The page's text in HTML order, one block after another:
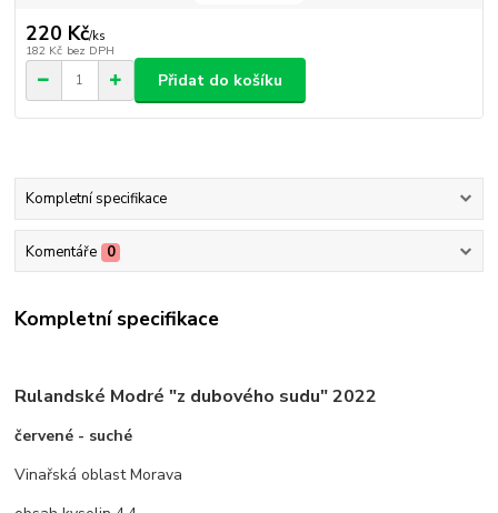
220 Kč/ks
182 Kč bez DPH
Přidat do košíku
Kompletní specifikace
Komentáře 0
Kompletní specifikace
Rulandské Modré "z dubového sudu" 2022
červené - suché
Vinařská oblast Morava